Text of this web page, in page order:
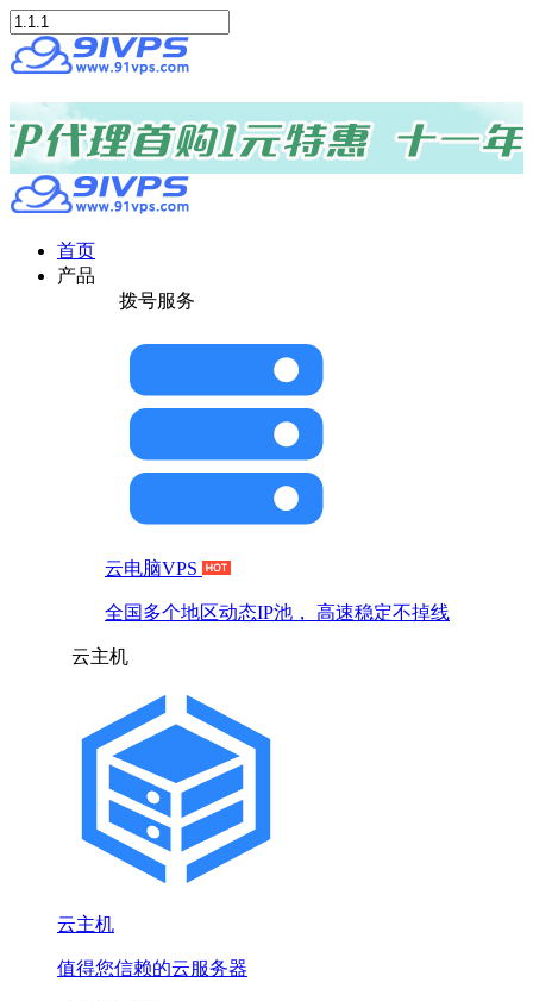
首页
产品
拨号服务
云电脑VPS
全国多个地区动态IP池， 高速稳定不掉线
云主机
云主机
值得您信赖的云服务器